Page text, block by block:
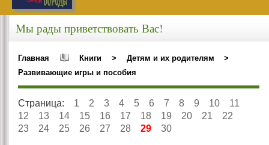
Мы рады приветствовать Вас!
Главная Книги > Детям и их родителям
>
Развивающие игры и пособия
Страница: 1 2 3 4 5 6 7 8 9 10
11
12
13 14 15 16 17 18 19 20 21
22
23
24 25 26 27 28 29 30